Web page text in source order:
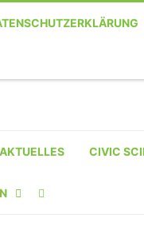
AKTUELLES CIVIC